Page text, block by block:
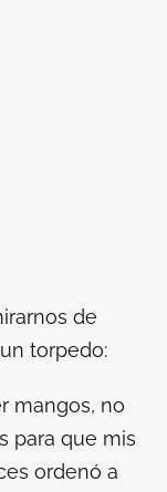
de
torpedo:
mangos, no
para que mis
ordenó a